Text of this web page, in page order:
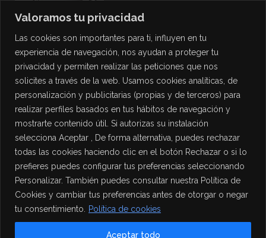
Valoramos tu privacidad
Las cookies son importantes para ti, influyen en tu
experiencia de navegación, nos ayudan a proteger tu
privacidad y permiten realizar las peticiones que nos
solicites a través de la web. Usamos cookies analíticas, de
personalización y publicitarias (propias y de terceros) para
realizar perfiles basados en tus hábitos de navegación y
mostrarte contenido útil. Si autorizas su instalación
selecciona Aceptar , De forma alternativa, puedes rechazar
todas las cookies haciendo clic en el botón Rechazar o si lo
prefieres puedes configurar tus preferencias seleccionando
Personalizar. También puedes consultar nuestra Política de
Cookies y cambiar tus preferencias antes de otorgar o negar
tu consentimiento.
Política de cookies
Aceptar todo
PROTECCIÓN DE DATOS
Política de Privacidad
Política de Cookies
Aviso Legal